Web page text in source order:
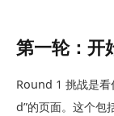
第一轮：开
Round 1 挑战是
d”的页面。这个包